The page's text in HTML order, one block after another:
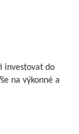
investovat do
na výkonné a